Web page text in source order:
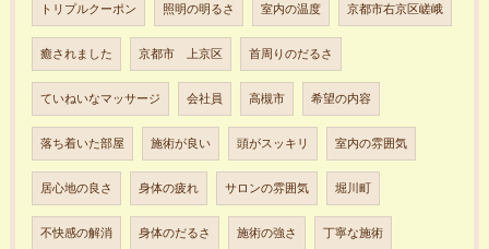
トリプルクーポン 照明の明るさ 室内の温度 京都市右京区嵯峨
癒されました 京都市 上京区 首周りのだるさ
ていねいなマッサージ 会社員 高槻市 希望の内容
落ち着いた部屋 施術が良い 頭がスッキリ 室内の雰囲気
居心地の良さ 身体の疲れ サロンの雰囲気 堀川町
不快感の解消 身体のだるさ 施術の強さ 丁寧な施術